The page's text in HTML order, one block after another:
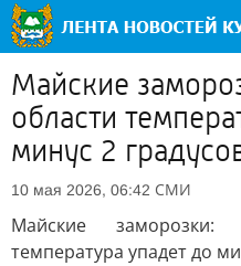
Майские
области
минус 2
10 мая 2026, 06:42 СМИ
Майские заморозки:
температура упадет до